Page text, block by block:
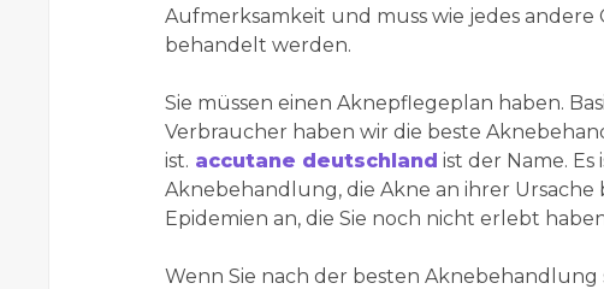
Aufmerksamkeit und muss wie jedes andere
behandelt werden.
Sie müssen einen Aknepflegeplan haben.
Verbraucher haben wir die beste
ist. accutane deutschland ist der Name.
Aknebehandlung, die Akne an ihrer
Epidemien an, die Sie noch nicht erlebt
Wenn Sie nach der besten Aknebehandlung